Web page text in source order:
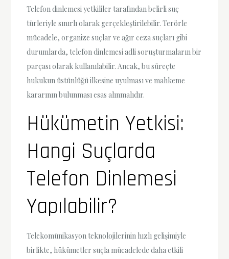
Telefon dinlemesi yetkililer tarafından belirli suç
türleriyle sınırlı olarak gerçekleştirilebilir. Terörle
mücadele, organize suçlar ve ağır ceza suçları gibi
durumlarda, telefon dinlemesi adli soruşturmaların bir
parçası olarak kullanılabilir. Ancak, bu süreçte
hukukun üstünlüğü ilkesine uyulması ve mahkeme
kararının bulunması esas alınmalıdır.
Hükümetin Yetkisi:
Hangi Suçlarda
Telefon Dinlemesi
Yapılabilir?
Telekomünikasyon teknolojilerinin hızlı gelişimiyle
birlikte, hükümetler suçla mücadelede daha etkili